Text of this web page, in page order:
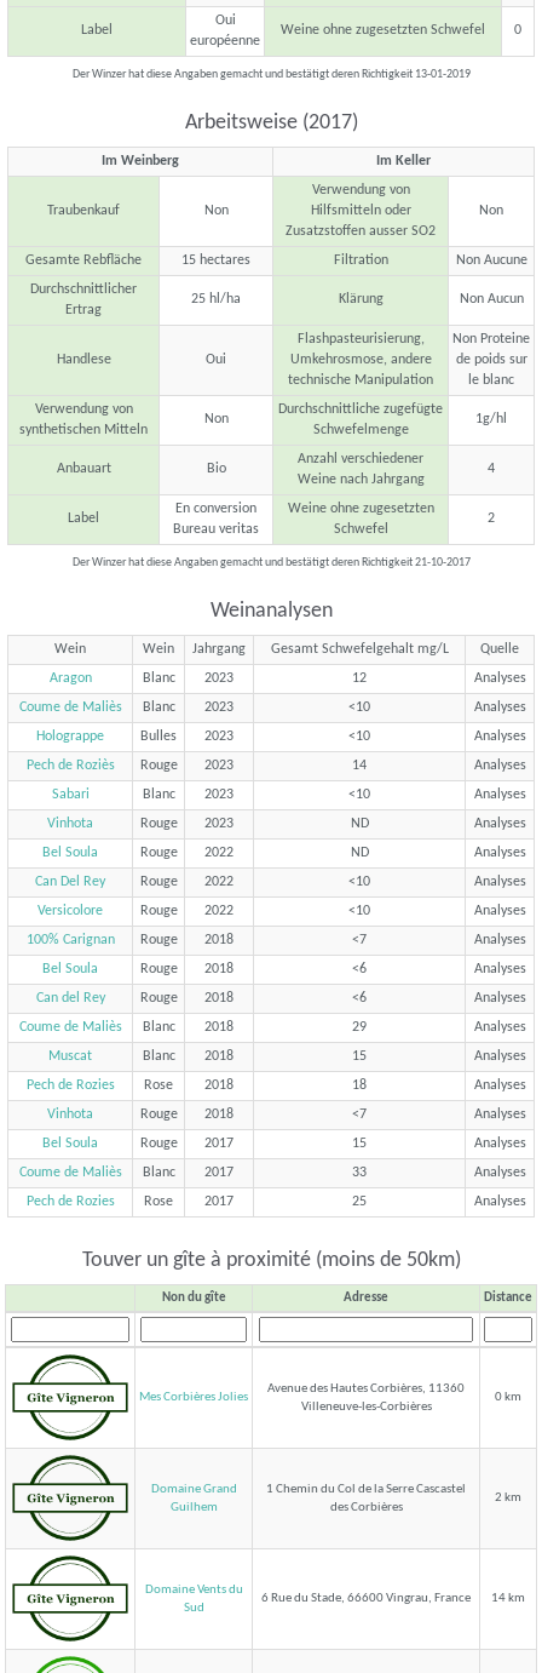
Label
Oui
européenne
Weine ohne zugesetzten Schwefel 0
Der Winzer hat diese Angaben gemacht und bestätigt deren Richtigkeit 13-01-2019
Arbeitsweise (2017)
Im Weinberg Im Keller
Traubenkauf Non
Verwendung von
Hilfsmitteln oder
Zusatzstoffen ausser SO2
Non
Gesamte Rebfläche 15 hectares Filtration
Non Aucune
Durchschnittlicher
Ertrag
25 hl/ha Klärung Non Aucun
Handlese Oui
Flashpasteurisierung,
Umkehrosmose, andere
technische Manipulation
Non Proteine
de poids sur
le blanc
Verwendung von
synthetischen Mitteln
Non
Durchschnittliche zugefügte
Schwefelmenge
1g/hl
Anbauart Bio
Anzahl verschiedener
Weine nach Jahrgang
4
Label
En conversion
Bureau veritas
Weine ohne zugesetzten
Schwefel
2
Der Winzer hat diese Angaben gemacht und bestätigt deren Richtigkeit 21-10-2017
Weinanalysen
Wein Wein Jahrgang Gesamt Schwefelgehalt mg/L
Quelle
Aragon
Blanc 2023 12
Analyses
Coume de Maliès
Blanc 2023 <10
Analyses
Holograppe
Bulles 2023 <10
Analyses
Pech de Roziès
Rouge 2023 14
Analyses
Sabari
Blanc 2023 <10
Analyses
Vinhota
Rouge 2023 ND
Analyses
Bel Soula
Rouge 2022 ND
Analyses
Can Del Rey
Rouge 2022 <10
Analyses
Versicolore
Rouge 2022 <10
Analyses
100% Carignan
Rouge 2018 <7
Analyses
Bel Soula
Rouge 2018 <6
Analyses
Can del Rey
Rouge 2018 <6
Analyses
Coume de Maliès
Blanc 2018 29
Analyses
Muscat
Blanc 2018 15
Analyses
Pech de Rozies
Rose 2018 18
Analyses
Vinhota
Rouge 2018 <7
Analyses
Bel Soula
Rouge 2017 15
Analyses
Coume de Maliès
Blanc 2017 33
Analyses
Pech de Rozies
Rose 2017 25 Analyses
Touver un gîte à proximité (moins de 50km)
Non du gîte Adresse Distance
Mes Corbières Jolies
Avenue des Hautes Corbières, 11360
Villeneuve-les-Corbières
0 km
Domaine Grand
Guilhem
1 Chemin du Col de la Serre Cascastel
des Corbières
2 km
Domaine Vents du
Sud
6 Rue du Stade, 66600 Vingrau, France 14 km